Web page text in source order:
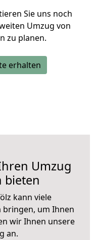
Sie uns noch
Umzug von
zu planen.
erhalten
Umzug
bieten
kann viele
um Ihnen
wir Ihnen unsere
an.